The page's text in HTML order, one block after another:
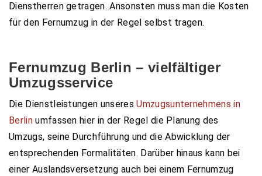
Dienstherren getragen. Ansonsten muss man die Kosten
für den Fernumzug in der Regel selbst tragen.
Fernumzug Berlin – vielfältiger
Umzugsservice
Die Dienstleistungen unseresUmzugsunternehmens in
Berlinumfassen hier in der Regel die Planung des
Umzugs, seine Durchführung und die Abwicklung der
entsprechenden Formalitäten. Darüber hinaus kann bei
einer Auslandsversetzung auch bei einem Fernumzug